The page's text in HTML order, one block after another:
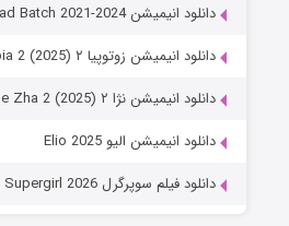
دانلود انیمیشن Star Wars: The Bad Batch 2021-2024
دانلود انیمیشن زوتوپیا ۲ Zootopia 2 (2025)
دانلود انیمیشن نژا ۲ Ne Zha 2 (2025)
دانلود انیمیشن الیو Elio 2025
دانلود فیلم سوپرگرل Supergirl 2026